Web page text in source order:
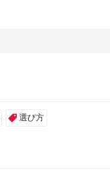
選び方